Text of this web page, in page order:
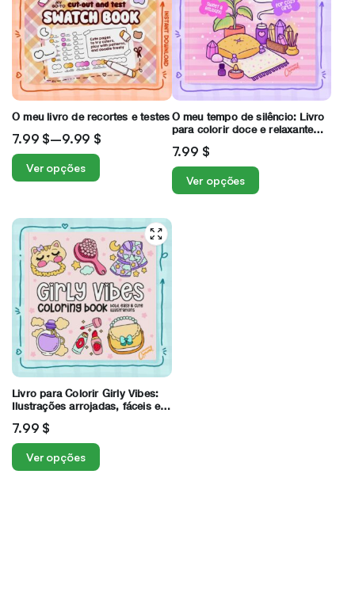
O meu livro de recortes e testes
7.99 $–9.99 $
Ver opções
O meu tempo de silêncio: Livro
para colorir doce e relaxante
7.99 $
Ver opções
Livro para Colorir Girly Vibes:
Ilustrações arrojadas, fáceis e
7.99 $
Ver opções